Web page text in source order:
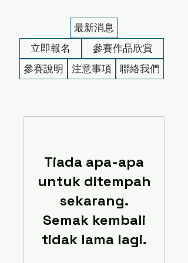
最新消息
立即報名
參賽作品欣賞
參賽說明
注意事項 聯絡我們
Tiada apa-apa
untuk ditempah
sekarang.
Semak kembali
tidak lama lagi.